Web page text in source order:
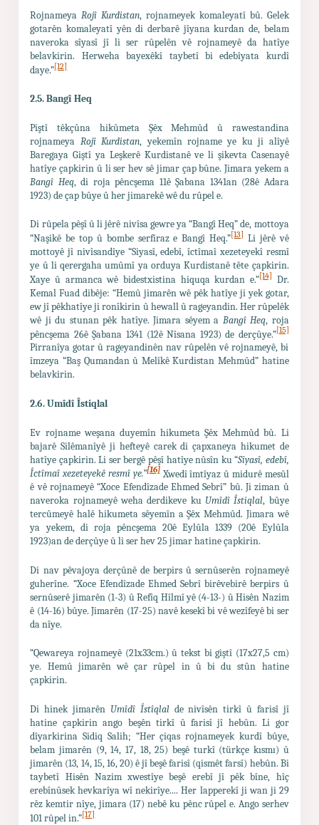
RojnameyaRojî Kurdistan, rojnameyek komaleyatî bû. Gelek
gotarên komaleyatî yên di derbarê jîyana kurdan de, belam
naveroka sîyasî jî li ser rûpelên vê rojnameyê da hatîye
belavkirin. Herweha bayexêkî taybetî bi edebîyata kurdî
daye.”[12]
2.5. Bangî Heq
Piştî têkçûna hikûmeta Şêx Mehmûd û rawestandina
rojnameya Rojî Kurdistan, yekemîn rojname ye ku ji alîyê
Baregaya Giştî ya Leşkerê Kurdistanê ve li şikevta Casenayê
hatîye çapkirin û li ser hev sê jimar çap bûne. Jimara yekem a
Bangî Heq, di roja pêncşema 11ê Şabana 1341an (28ê Adara
1923) de çap bûye û her jimarekê wê du rûpel e.
Di rûpela pêşî û li jêrê nivîsa gewre ya “Bangî Heq” de, mottoya
“Naşikê be top û bombe serfiraz e Bangî Heq.” [13] Li jêrê vê
mottoyê jî nivîsandîye “Siyasî, edebî, îctîmaî xezeteyekî resmî
ye û li qerergaha umûmî ya orduya Kurdistanê tête çapkirin.
Xaye û armanca wê bidestxistina hiquqa kurdan e.”[14]
Dr.
Kemal Fuad dibêje: “Hemû jimarên wê pêk hatîye ji yek gotar,
ew jî pêkhatîye ji ronîkirin û hewall û rageyandin. Her rûpelêk
wê ji du stunan pêk hatîye. Jimara sêyem a Bangî Heq, roja
pêncşema 26ê Şabana 1341 (12ê Nîsana 1923) de derçûye.”[15]
Pirranîya gotar û rageyandinên nav rûpelên vê rojnameyê, bi
îmzeya “Baş Qumandan û Melîkê Kurdistan Mehmûd” hatine
belavkirin.
2.6. Umîdî Îstiqlal
Ev rojname weşana duyemîn hikumeta Şêx Mehmûd bû. Li
bajarê Silêmanîyê ji hefteyê carek di çapxaneya hikumet de
hatîye çapkirin. Li ser bergê pêşî hatîye nûsîn ku “Sîyasî, edebî,
Îctîmaî xezeteyekê resmî ye.”[16] Xwedî îmtîyaz û midurê mesûl
ê vê rojnameyê “Xoce Efendîzade Ehmed Sebrî” bû. Ji ziman û
naveroka rojnameyê weha derdikeve ku Umîdî Îstiqlal, bûye
tercûmeyê halê hikumeta sêyemîn a Şêx Mehmûd. Jimara wê
ya yekem, di roja pêncşema 20ê Eylûla 1339 (20ê Eylûla
1923)an de derçûye û li ser hev 25 jimar hatine çapkirin.
Di nav pêvajoya derçûnê de berpirs û sernûserên rojnameyê
guherîne. “Xoce Efendîzade Ehmed Sebrî birêvebirê berpirs û
sernûserê jimarên (1-3) û Refîq Hîlmî yê (4-13-) û Hisên Nazim
ê (14-16) bûye. Jimarên (17-25) navê kesekî bi vê wezîfeyê bi ser
da nîye.
“Qewareya rojnameyê (21x33cm.) û tekst bi giştî (17x27,5 cm)
ye. Hemû jimarên wê çar rûpel in û bi du stûn hatine
çapkirin.
Di hinek jimarên Umîdî Îstîqlalde nivîsên tirkî û farisî jî
hatine çapkirin ango beşên tirkî û farisî jî hebûn. Li gor
dîyarkirina Sidiq Salih; “Her çiqas rojnameyek kurdî bûye,
belam jimarên (9, 14, 17, 18, 25) beşê turkî (türkçe kısmı) û
jimarên (13, 14, 15, 16, 20) ê jî beşê farisî (qismêt farsî) hebûn. Bi
taybetî Hisên Nazim xwestîye beşê erebî jî pêk bîne, hîç
erebînûsek hevkarîya wî nekirîye.... Her lapperekî ji wan ji 29
rêz kemtir nîye, jimara (17) nebê ku pênc rûpel e. Ango serhev
101 rûpel in.”[17]